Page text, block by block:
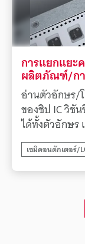
การแยกแยะ
ผลิตภัณฑ์/กา
อ่านตัวอักษร/
ของชิป IC วิชั
ได้ทั้งตัวอักษร
พร้อมกัน
เซมิคอนดักเตอร์/